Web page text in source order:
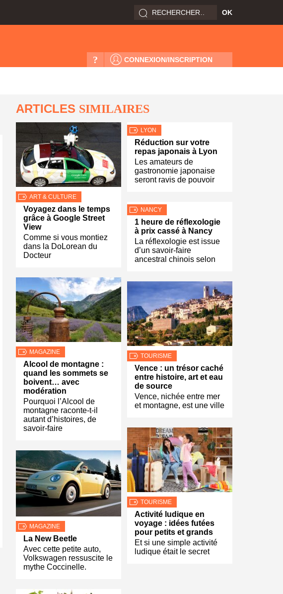
CONNEXION/INSCRIPTION
?
ARTICLES SIMILAIRES
ART & CULTURE
Voyagez dans le temps
grâce à Google Street
View
Comme si vous montiez
dans la DoLorean du
Docteur
MAGAZINE
Alcool de montagne :
quand les sommets se
boivent… avec
modération
Pourquoi l’Alcool de
montagne raconte-t-il
autant d’histoires, de
savoir-faire
MAGAZINE
La New Beetle
Avec cette petite auto,
Volkswagen ressuscite le
mythe Coccinelle.
LYON
Réduction sur votre
repas japonais à Lyon
Les amateurs de
gastronomie japonaise
seront ravis de pouvoir
NANCY
1 heure de réflexologie
à prix cassé à Nancy
La réflexologie est issue
d’un savoir-faire
ancestral chinois selon
TOURISME
Vence : un trésor caché
entre histoire, art et eau
de source
Vence, nichée entre mer
et montagne, est une ville
TOURISME
Activité ludique en
voyage : idées futées
pour petits et grands
Et si une simple activité
ludique était le secret